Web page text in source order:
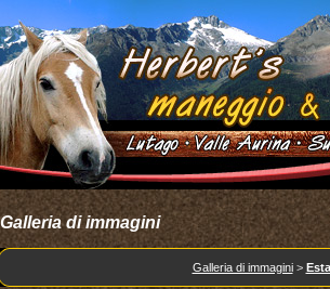
Galleria di immagini
Galleria di immagini>